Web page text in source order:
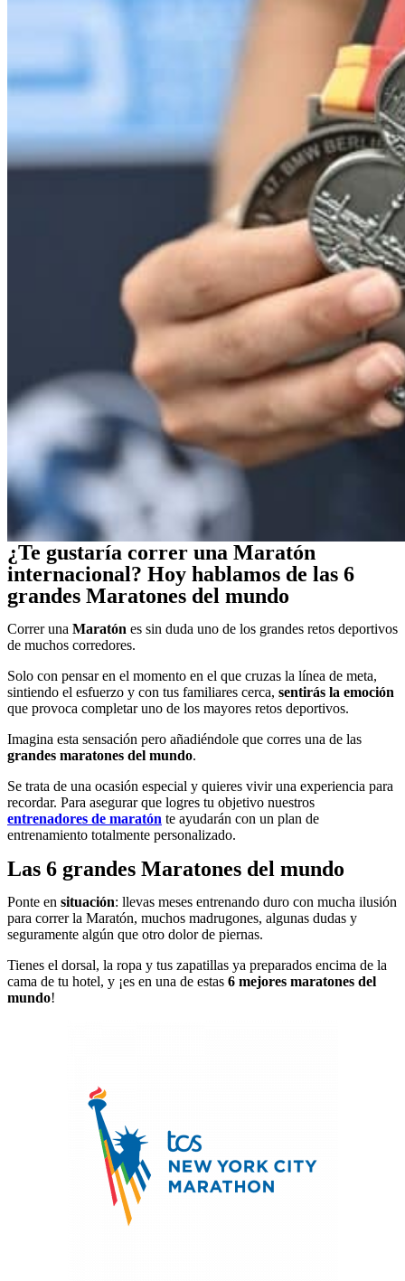
¿Te gustaría correr una Maratón
internacional? Hoy hablamos de las 6
grandes Maratones del mundo
Correr una Maratón es sin duda uno de los grandes retos deportivos
de muchos corredores.
Solo con pensar en el momento en el que cruzas la línea de meta,
sintiendo el esfuerzo y con tus familiares cerca, sentirás la emoción
que provoca completar uno de los mayores retos deportivos.
Imagina esta sensación pero añadiéndole que corres una de las
grandes maratones del mundo.
Se trata de una ocasión especial y quieres vivir una experiencia para
recordar. Para asegurar que logres tu objetivo nuestros
entrenadores de maratón te ayudarán con un plan de
entrenamiento totalmente personalizado.
Las 6 grandes Maratones del mundo
Ponte en situación: llevas meses entrenando duro con mucha ilusión
para correr la Maratón, muchos madrugones, algunas dudas y
seguramente algún que otro dolor de piernas.
Tienes el dorsal, la ropa y tus zapatillas ya preparados encima de la
cama de tu hotel, y ¡es en una de estas 6 mejores maratones del
mundo!